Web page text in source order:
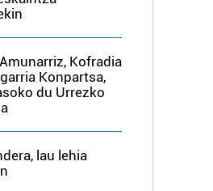
Kofradia
Konpartsa,
du Urrezko
lau lehia